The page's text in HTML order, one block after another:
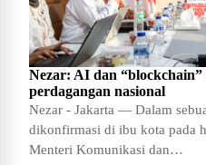
Nezar: AI dan “blockchain”
perdagangan nasional
Nezar - Jakarta — Dalam
dikonfirmasi di ibu kota pada
Menteri Komunikasi dan…